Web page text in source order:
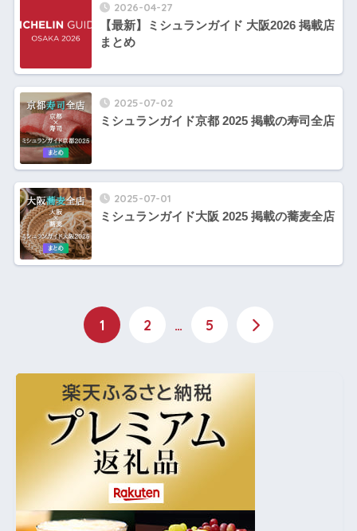
2026-04-27
【最新】ミシュランガイド 大阪2026 掲載店
まとめ
2025-07-02
ミシュランガイド京都 2025 掲載の寿司全店
2025-07-01
ミシュランガイド大阪 2025 掲載の蕎麦全店
1 2 … 5